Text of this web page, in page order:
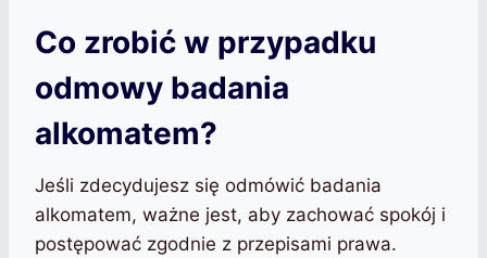
Co zrobić w przypadku
odmowy badania
alkomatem?
Jeśli zdecydujesz się odmówić badania
alkomatem, ważne jest, aby zachować spokój i
postępować zgodnie z przepisami prawa.